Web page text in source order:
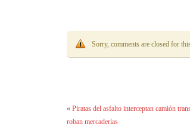
Sorry, comments are closed for
« Piratas del asfalto interceptan camión
roban mercaderías